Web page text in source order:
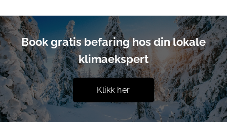
Book gratis befaring hos din lokale
klimaekspert
Klikk her